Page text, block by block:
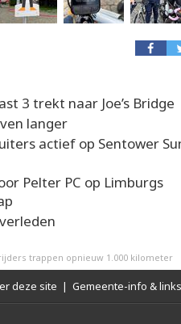
3 trekt naar Joe’s Bridge
langer
actief op Sentower
Pelter PC op Limburgs
trappen opnieuw 1.000 kilometer
deze site | Gemeente-info & links